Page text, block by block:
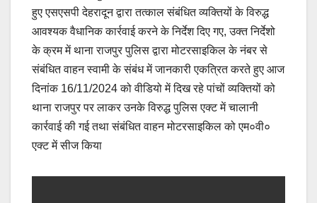
हुए एसएसपी देहरादून द्वारा तत्काल संबंधित व्यक्तियों के विरुद्ध
आवश्यक वैधानिक कार्रवाई करने के निर्देश दिए गए, उक्त निर्देशो
के क्रम में थाना राजपुर पुलिस द्वारा मोटरसाइकिल के नंबर से
संबंधित वाहन स्वामी के संबंध में जानकारी एकत्रित करते हुए आज
दिनांक 16/11/2024 को वीडियो में दिख रहे पांचों व्यक्तियों को
थाना राजपुर पर लाकर उनके विरुद्ध पुलिस एक्ट में चालानी
कार्रवाई की गई तथा संबंधित वाहन मोटरसाइकिल को एम०वी०
एक्ट में सीज किया